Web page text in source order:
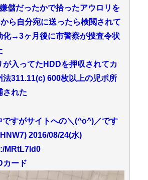
儲だったかで拾ったアウロリを
ら自分宛に送ったら検閲されて
化→3ヶ月後に市警察が捜査令状
が入ってたHDDを押収されてカ
法311.11(c) 600枚以上の児ポ所
された
ですがサイトへの＼(^o^)／です
2016/08/24(水)
MRtL7Id0
カード